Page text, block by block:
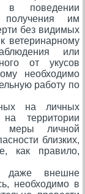
в поведении
им
без видимых
ветеринарному
или
от укусов
необходимо
работу по
на личных
территории
меры личной
близких,
как правило,
даже внешне
необходимо в